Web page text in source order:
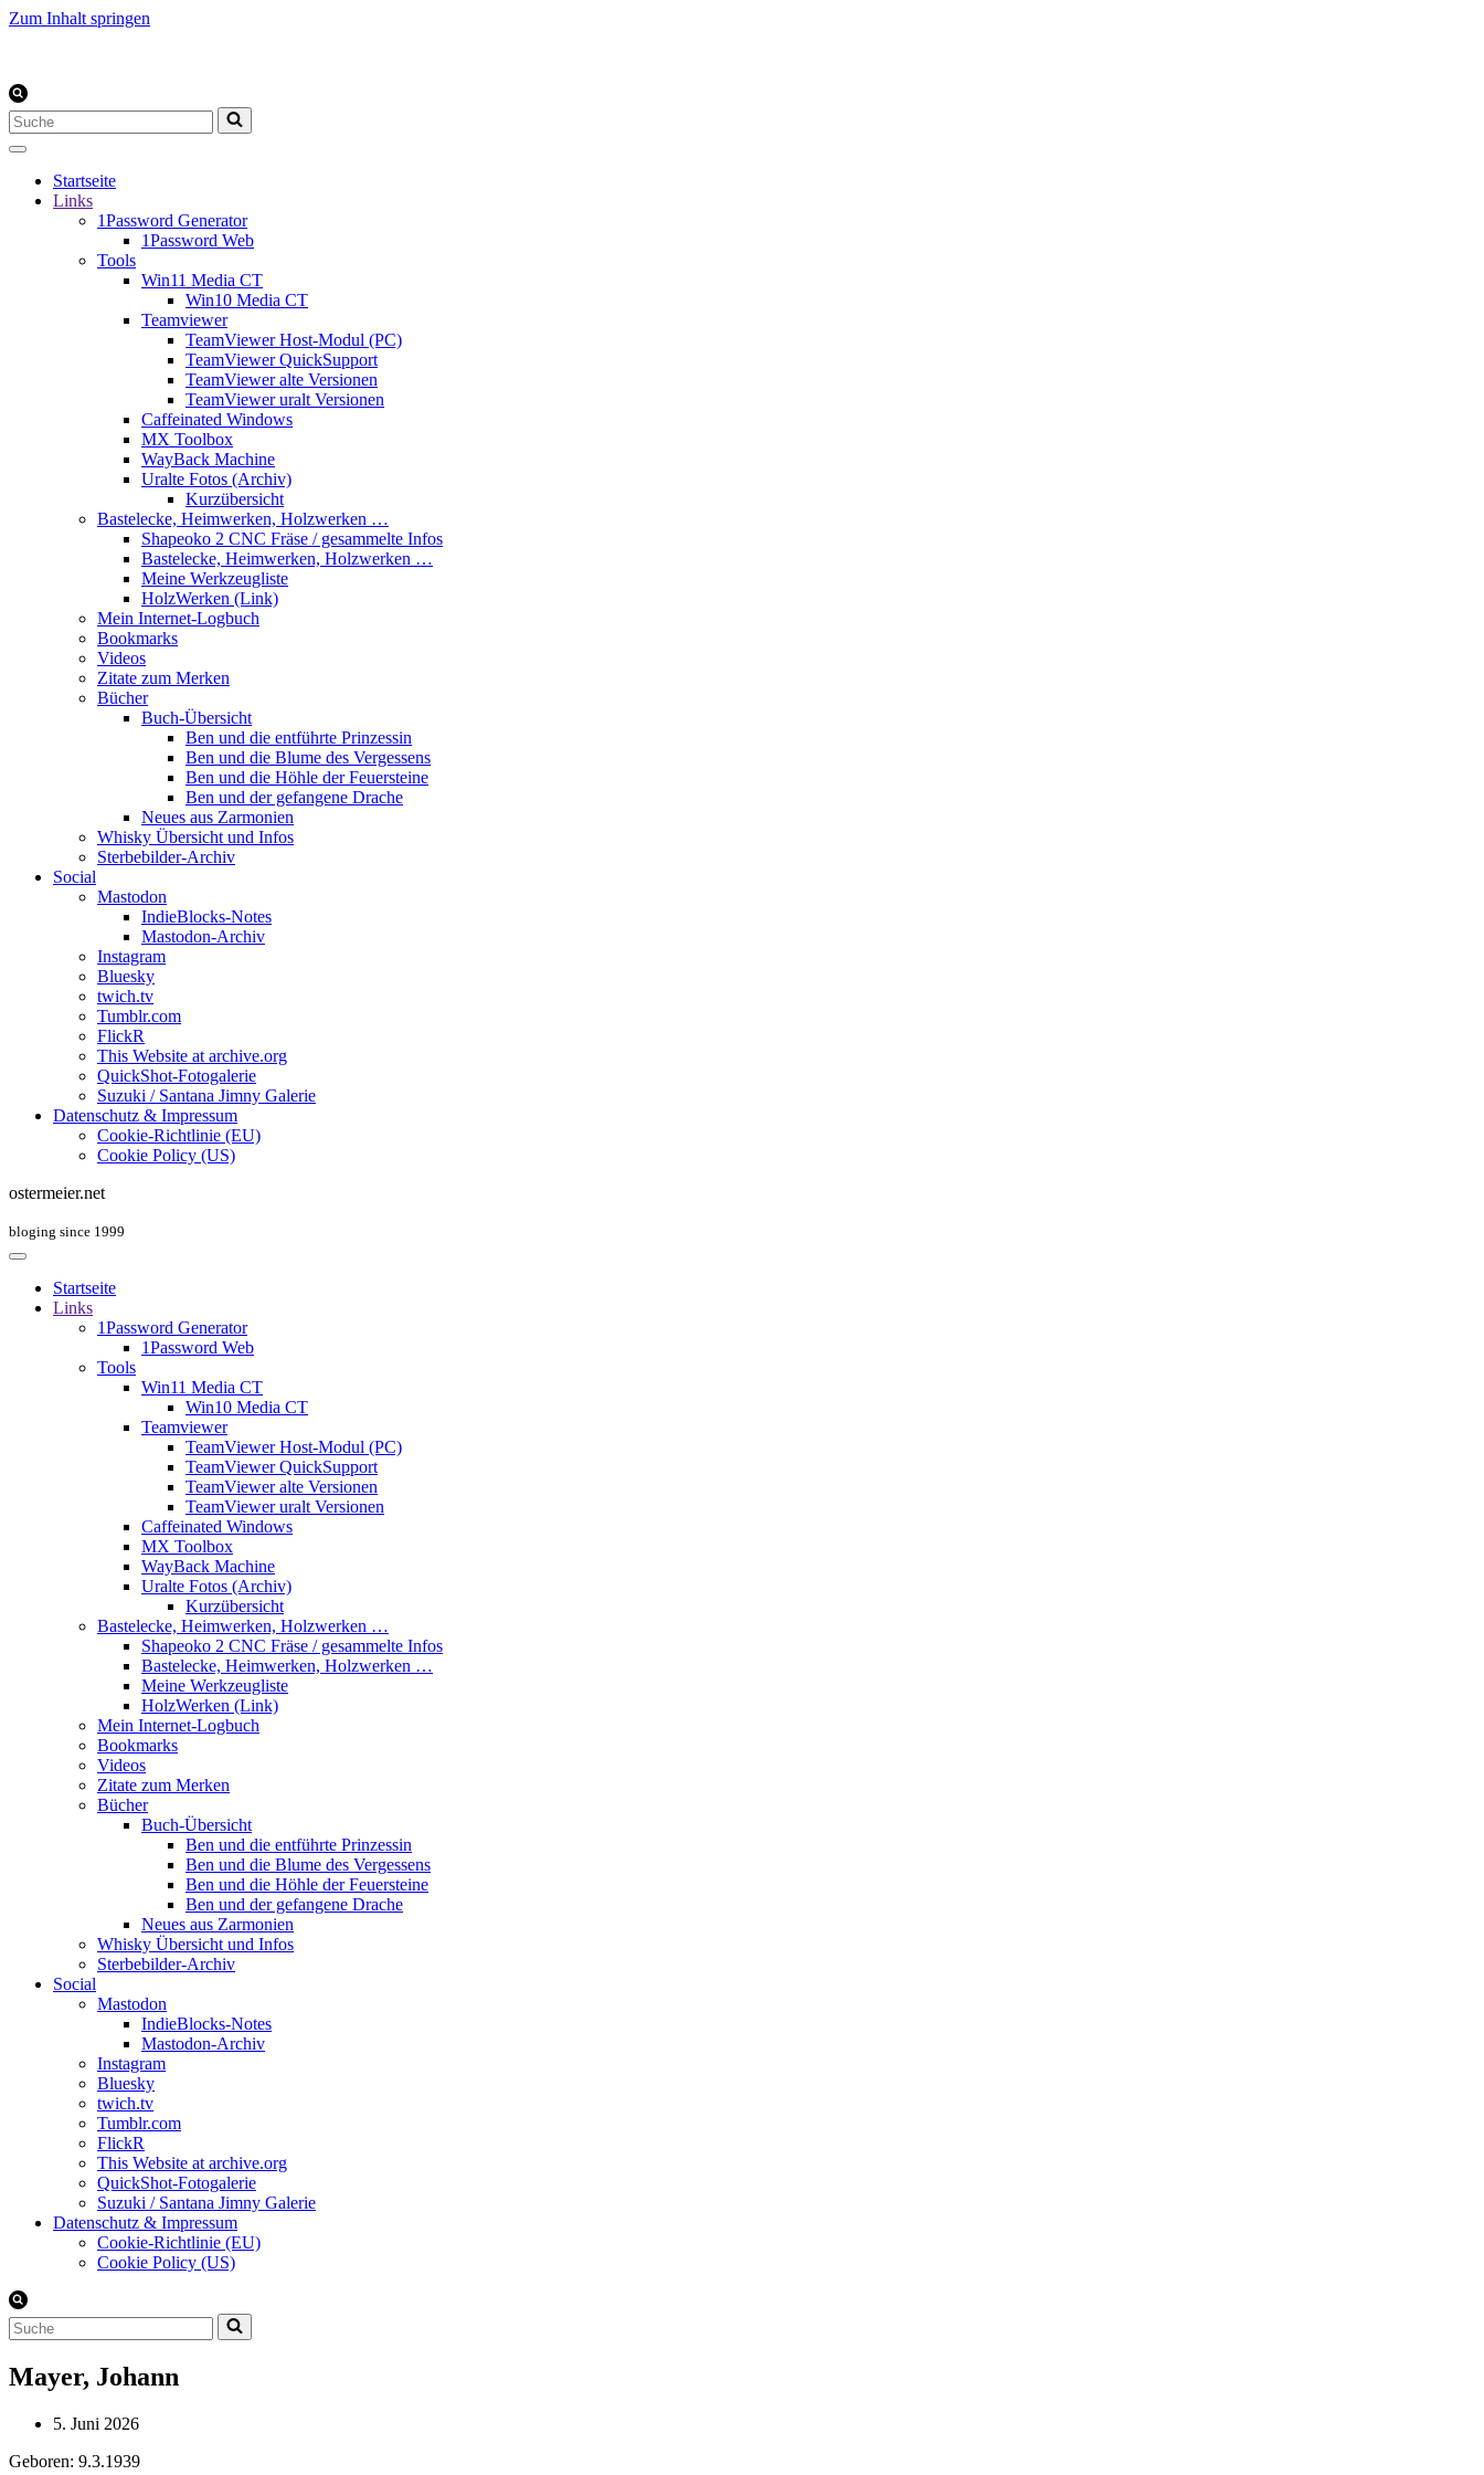
Zum Inhalt springen
Suchen
nach …
Startseite
Links
1Password Generator
1Password Web
Tools
Win11 Media CT
Win10 Media CT
Teamviewer
TeamViewer Host-Modul (PC)
TeamViewer QuickSupport
TeamViewer alte Versionen
TeamViewer uralt Versionen
Caffeinated Windows
MX Toolbox
WayBack Machine
Uralte Fotos (Archiv)
Kurzübersicht
Bastelecke, Heimwerken, Holzwerken …
Shapeoko 2 CNC Fräse / gesammelte Infos
Bastelecke, Heimwerken, Holzwerken …
Meine Werkzeugliste
HolzWerken (Link)
Mein Internet-Logbuch
Bookmarks
Videos
Zitate zum Merken
Bücher
Buch-Übersicht
Ben und die entführte Prinzessin
Ben und die Blume des Vergessens
Ben und die Höhle der Feuersteine
Ben und der gefangene Drache
Neues aus Zarmonien
Whisky Übersicht und Infos
Sterbebilder-Archiv
Social
Mastodon
IndieBlocks-Notes
Mastodon-Archiv
Instagram
Bluesky
twich.tv
Tumblr.com
FlickR
This Website at archive.org
QuickShot-Fotogalerie
Suzuki / Santana Jimny Galerie
Datenschutz & Impressum
Cookie-Richtlinie (EU)
Cookie Policy (US)
ostermeier.net
bloging since 1999
Startseite
Links
1Password Generator
1Password Web
Tools
Win11 Media CT
Win10 Media CT
Teamviewer
TeamViewer Host-Modul (PC)
TeamViewer QuickSupport
TeamViewer alte Versionen
TeamViewer uralt Versionen
Caffeinated Windows
MX Toolbox
WayBack Machine
Uralte Fotos (Archiv)
Kurzübersicht
Bastelecke, Heimwerken, Holzwerken …
Shapeoko 2 CNC Fräse / gesammelte Infos
Bastelecke, Heimwerken, Holzwerken …
Meine Werkzeugliste
HolzWerken (Link)
Mein Internet-Logbuch
Bookmarks
Videos
Zitate zum Merken
Bücher
Buch-Übersicht
Ben und die entführte Prinzessin
Ben und die Blume des Vergessens
Ben und die Höhle der Feuersteine
Ben und der gefangene Drache
Neues aus Zarmonien
Whisky Übersicht und Infos
Sterbebilder-Archiv
Social
Mastodon
IndieBlocks-Notes
Mastodon-Archiv
Instagram
Bluesky
twich.tv
Tumblr.com
FlickR
This Website at archive.org
QuickShot-Fotogalerie
Suzuki / Santana Jimny Galerie
Datenschutz & Impressum
Cookie-Richtlinie (EU)
Cookie Policy (US)
Suchen
nach …
Mayer, Johann
5. Juni 2026
Geboren: 9.3.1939